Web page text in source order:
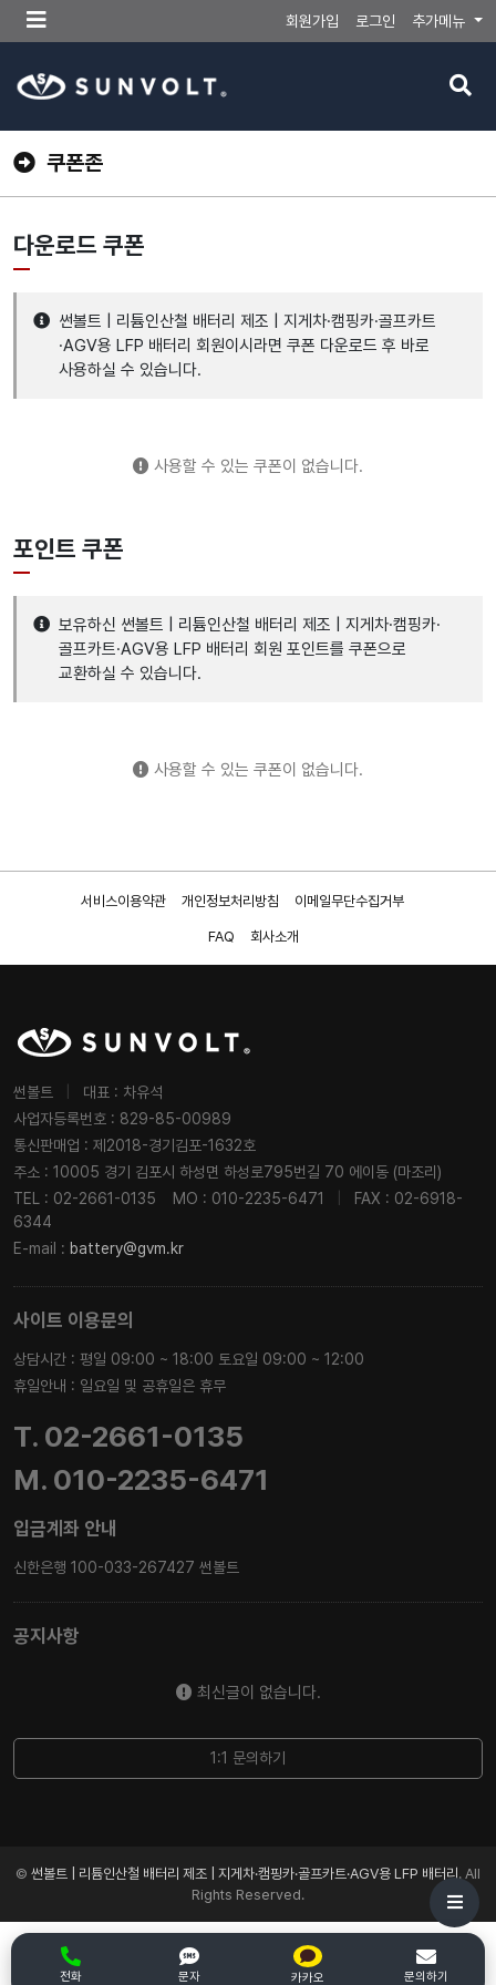
메
뉴
튼
회원가입 로그인 추가메뉴
검
버
쿠폰존
다운로드 쿠폰
썬볼트 | 리튬인산철 배터리 제조 | 지게차·캠핑카·골프카트
·AGV용 LFP 배터리 회원이시라면 쿠폰 다운로드 후 바로
사용하실 수 있습니다.
사용할 수 있는 쿠폰이 없습니다.
포인트 쿠폰
보유하신 썬볼트 | 리튬인산철 배터리 제조 | 지게차·캠핑카·
골프카트·AGV용 LFP 배터리 회원 포인트를 쿠폰으로
교환하실 수 있습니다.
사용할 수 있는 쿠폰이 없습니다.
서비스이용약관 개인정보처리방침 이메일무단수집거부
FAQ 회사소개
썬볼트
대표 : 차유석
사업자등록번호 : 829-85-00989
통신판매업 : 제2018-경기김포-1632호
주소 : 10005 경기 김포시 하성면 하성로795번길 70 에이동 (마조리)
TEL : 02-2661-0135
MO : 010-2235-6471
FAX : 02-6918-
6344
E-mail : battery@gvm.kr
사이트 이용문의
상담시간 : 평일 09:00 ~ 18:00 토요일 09:00 ~ 12:00
휴일안내 : 일요일 및 공휴일은 휴무
T. 02-2661-0135
M. 010-2235-6471
입금계좌 안내
신한은행 100-033-267427 썬볼트
공지사항
최신글이 없습니다.
1:1 문의하기
© 썬볼트 | 리튬인산철 배터리 제조 | 지게차·캠핑카·골프카트·AGV용 LFP 배터리. All
Rights Reserved.
전화 문자 카카오 문의하기